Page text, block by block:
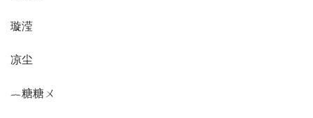
璇滢
凉尘
︷糖糖ㄨ